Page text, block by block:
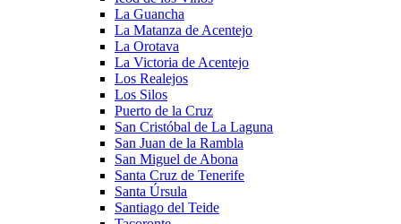
La Guancha
La Matanza de Acentejo
La Orotava
La Victoria de Acentejo
Los Realejos
Los Silos
Puerto de la Cruz
San Cristóbal de La Laguna
San Juan de la Rambla
San Miguel de Abona
Santa Cruz de Tenerife
Santa Úrsula
Santiago del Teide